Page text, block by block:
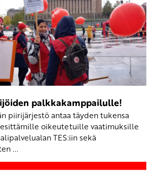
palkkakamppailulle!
piirijärjestö antaa täyden tukensa
oikeutetuille vaatimuksille
TES:iin sekä
...